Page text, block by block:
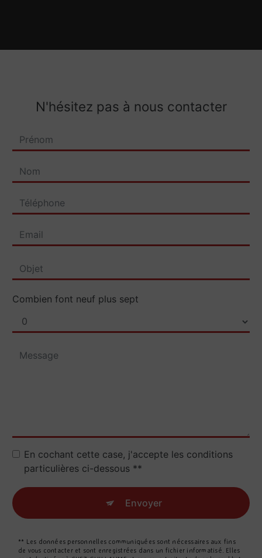
N'hésitez pas à nous contacter
Combien font neuf plus sept
En cochant cette case, j'accepte les conditions
particulières ci-dessous **
Envoyer
** Les données personnelles communiquées sont nécessaires aux fins
de vous contacter et sont enregistrées dans un fichier informatisé. Elles